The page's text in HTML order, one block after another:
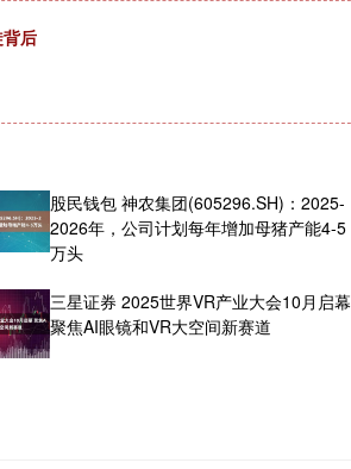
后
股民钱包 神农集团(605296.SH)：2025-
2026年，公司计划每年增加母猪产能4-5
万头
三星证券 2025世界VR产业大会10月启幕
聚焦AI眼镜和VR大空间新赛道